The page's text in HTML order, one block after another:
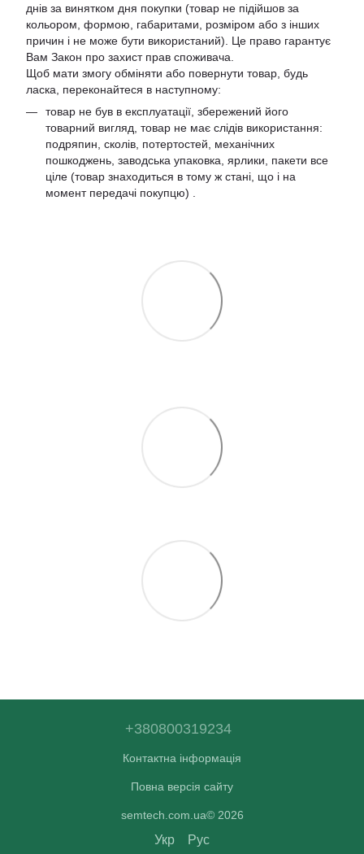
днів за винятком дня покупки (товар не підійшов за
кольором, формою, габаритами, розміром або з інших
причин і не може бути використаний). Це право гарантує
Вам Закон про захист прав споживача.
Щоб мати змогу обміняти або повернути товар, будь
ласка, переконайтеся в наступному:
товар не був в експлуатації, збережений його
товарний вигляд, товар не має слідів використання:
подряпин, сколів, потертостей, механічних
пошкоджень, заводська упаковка, ярлики, пакети все
ціле (товар знаходиться в тому ж стані, що і на
момент передачі покупцю) .
+380800319234
Контактна інформація
Повна версія сайту
semtech.com.ua© 2026
Укр Рус